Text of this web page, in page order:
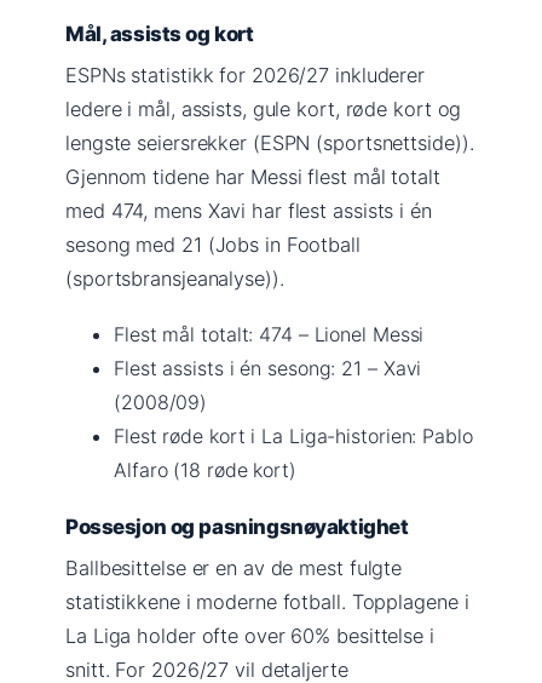
Mål, assists og kort
ESPNs statistikk for 2026/27 inkluderer
ledere i mål, assists, gule kort, røde kort og
lengste seiersrekker (ESPN (sportsnettside)).
Gjennom tidene har Messi flest mål totalt
med 474, mens Xavi har flest assists i én
sesong med 21 (Jobs in Football
(sportsbransjeanalyse)).
Flest mål totalt: 474 – Lionel Messi
Flest assists i én sesong: 21 – Xavi
(2008/09)
Flest røde kort i La Liga-historien: Pablo
Alfaro (18 røde kort)
Possesjon og pasningsnøyaktighet
Ballbesittelse er en av de mest fulgte
statistikkene i moderne fotball. Topplagene i
La Liga holder ofte over 60% besittelse i
snitt. For 2026/27 vil detaljerte